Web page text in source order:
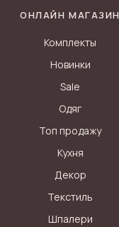
ОНЛАЙН МАГАЗИН
Комплекты
Новинки
Sale
Одяг
Топ продажу
Кухня
Декор
Текстиль
Шпалери